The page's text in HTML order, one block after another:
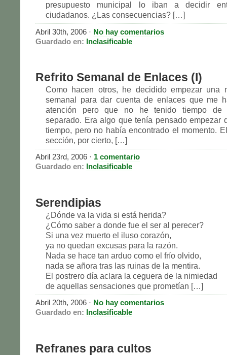
presupuesto municipal lo iban a decidir
ciudadanos. ¿Las consecuencias? […]
Abril 30th, 2006 · No hay comentarios
Guardado en: Inclasificable
Refrito Semanal de Enlaces (I)
Como hacen otros, he decidido empezar una
semanal para dar cuenta de enlaces que me
atención pero que no he tenido tiempo de
separado. Era algo que tenía pensado empezar
tiempo, pero no había encontrado el momento.
sección, por cierto, […]
Abril 23rd, 2006 · 1 comentario
Guardado en: Inclasificable
Serendipias
¿Dónde va la vida si está herida?
¿Cómo saber a donde fue el ser al perecer?
Si una vez muerto el iluso corazón,
ya no quedan excusas para la razón.
Nada se hace tan arduo como el frío olvido,
nada se añora tras las ruinas de la mentira.
El postrero día aclara la ceguera de la nimiedad
de aquellas sensaciones que prometían […]
Abril 20th, 2006 · No hay comentarios
Guardado en: Inclasificable
Refranes para cultos